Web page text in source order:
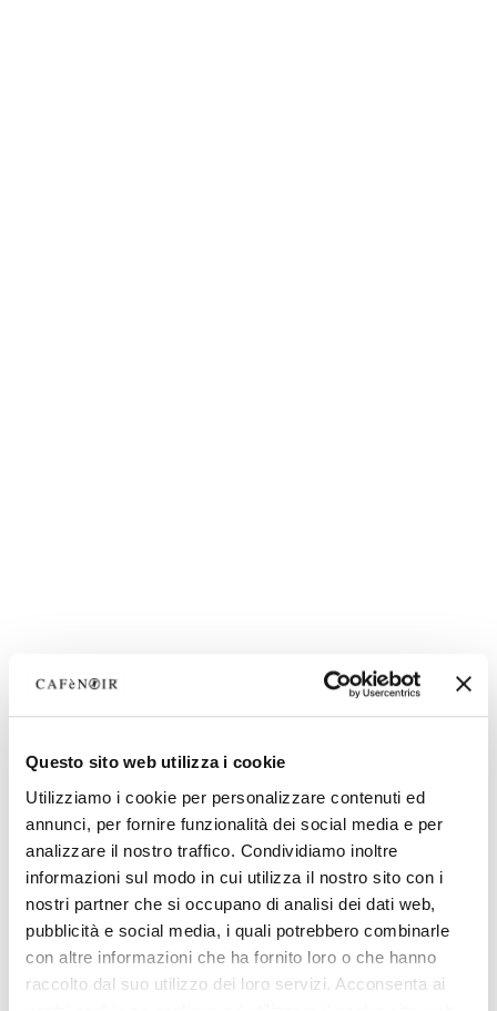
Questo sito web utilizza i cookie
Utilizziamo i cookie per personalizzare contenuti ed
annunci, per fornire funzionalità dei social media e per
analizzare il nostro traffico. Condividiamo inoltre
informazioni sul modo in cui utilizza il nostro sito con i
nostri partner che si occupano di analisi dei dati web,
pubblicità e social media, i quali potrebbero combinarle
con altre informazioni che ha fornito loro o che hanno
raccolto dal suo utilizzo dei loro servizi. Acconsenta ai